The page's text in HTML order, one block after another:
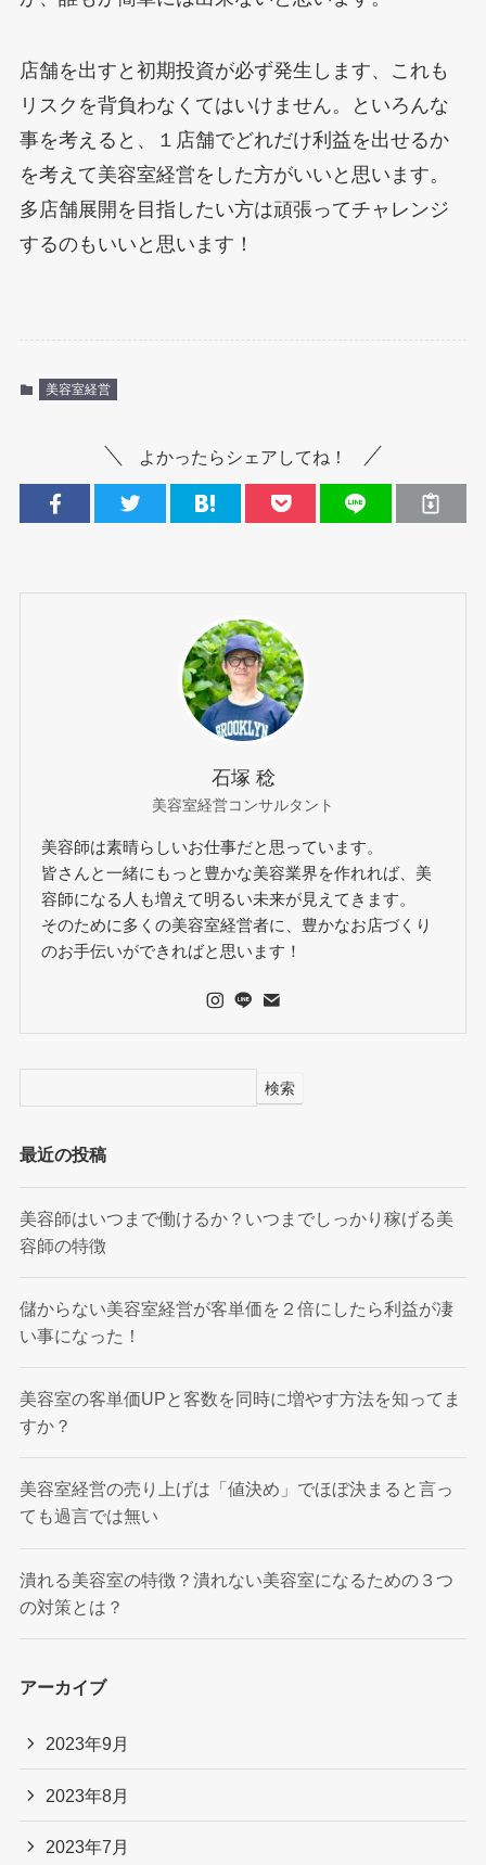
店舗を出すと初期投資が必ず発生します、これも
リスクを背負わなくてはいけません。といろんな
事を考えると、１店舗でどれだけ利益を出せるか
を考えて美容室経営をした方がいいと思います。
多店舗展開を目指したい方は頑張ってチャレンジ
するのもいいと思います！
美容室経営
よかったらシェアしてね！
石塚 稔
美容室経営コンサルタント
美容師は素晴らしいお仕事だと思っています。
皆さんと一緒にもっと豊かな美容業界を作れれば、美
容師になる人も増えて明るい未来が見えてきます。
そのために多くの美容室経営者に、豊かなお店づくり
のお手伝いができればと思います！
検索
最近の投稿
美容師はいつまで働けるか？いつまでしっかり稼げる美
容師の特徴
儲からない美容室経営が客単価を２倍にしたら利益が凄
い事になった！
美容室の客単価UPと客数を同時に増やす方法を知ってま
すか？
美容室経営の売り上げは「値決め」でほぼ決まると言っ
ても過言では無い
潰れる美容室の特徴？潰れない美容室になるための３つ
の対策とは？
アーカイブ
2023年9月
2023年8月
2023年7月